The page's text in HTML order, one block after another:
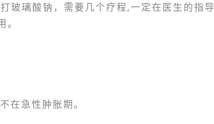
玻璃酸钠，需要几个疗程,一定在医生的指导
在急性肿胀期。